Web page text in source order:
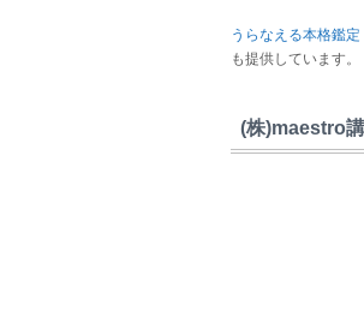
うらなえる本格鑑
も提供しています。
(株)maestro